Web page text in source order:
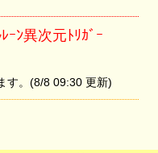
ﾝ異次元ﾄﾘｶﾞｰ
す。(8/8 09:30 更新)